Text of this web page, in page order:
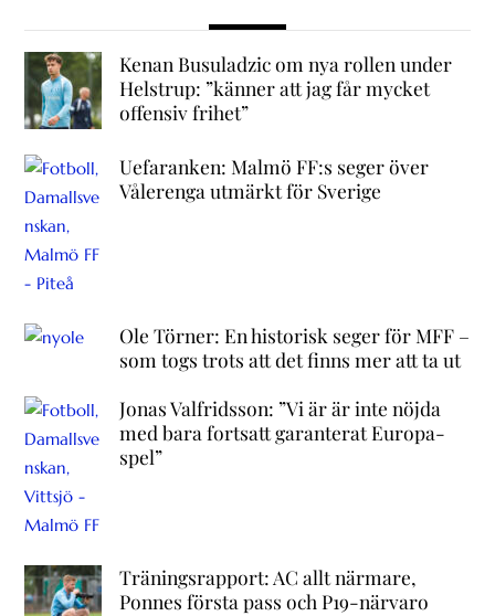
Kenan Busuladzic om nya rollen under
Helstrup: ”känner att jag får mycket
offensiv frihet”
Uefaranken: Malmö FF:s seger över
Vålerenga utmärkt för Sverige
Ole Törner: En historisk seger för MFF –
som togs trots att det finns mer att ta ut
Jonas Valfridsson: ”Vi är är inte nöjda
med bara fortsatt garanterat Europa-
spel”
Träningsrapport: AC allt närmare,
Ponnes första pass och P19-närvaro